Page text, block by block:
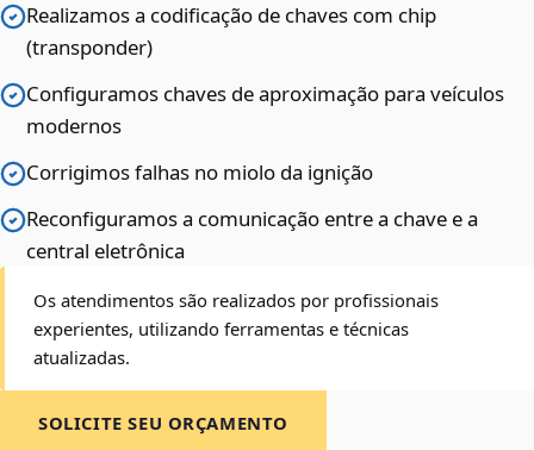
Realizamos a codificação de chaves com chip
(transponder)
Configuramos chaves de aproximação para veículos
modernos
Corrigimos falhas no miolo da ignição
Reconfiguramos a comunicação entre a chave e a
central eletrônica
Os atendimentos são realizados por profissionais
experientes, utilizando ferramentas e técnicas
atualizadas.
SOLICITE SEU ORÇAMENTO